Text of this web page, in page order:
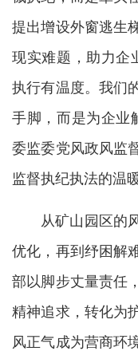
提出增设外窗逃生
现实难题，助力企
执行有温度。我们
手脚，而是为企业
委监委党风政风监
监督执纪执法的温
从矿山园区的
优化，再到纾困解
部以脚步丈量责任
精神追求，转化为
风正气成为营商环